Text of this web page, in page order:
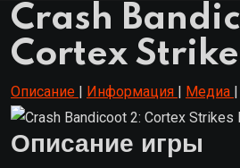
Crash
Cortex
Описание | Информация | Медиа |
Описание игры